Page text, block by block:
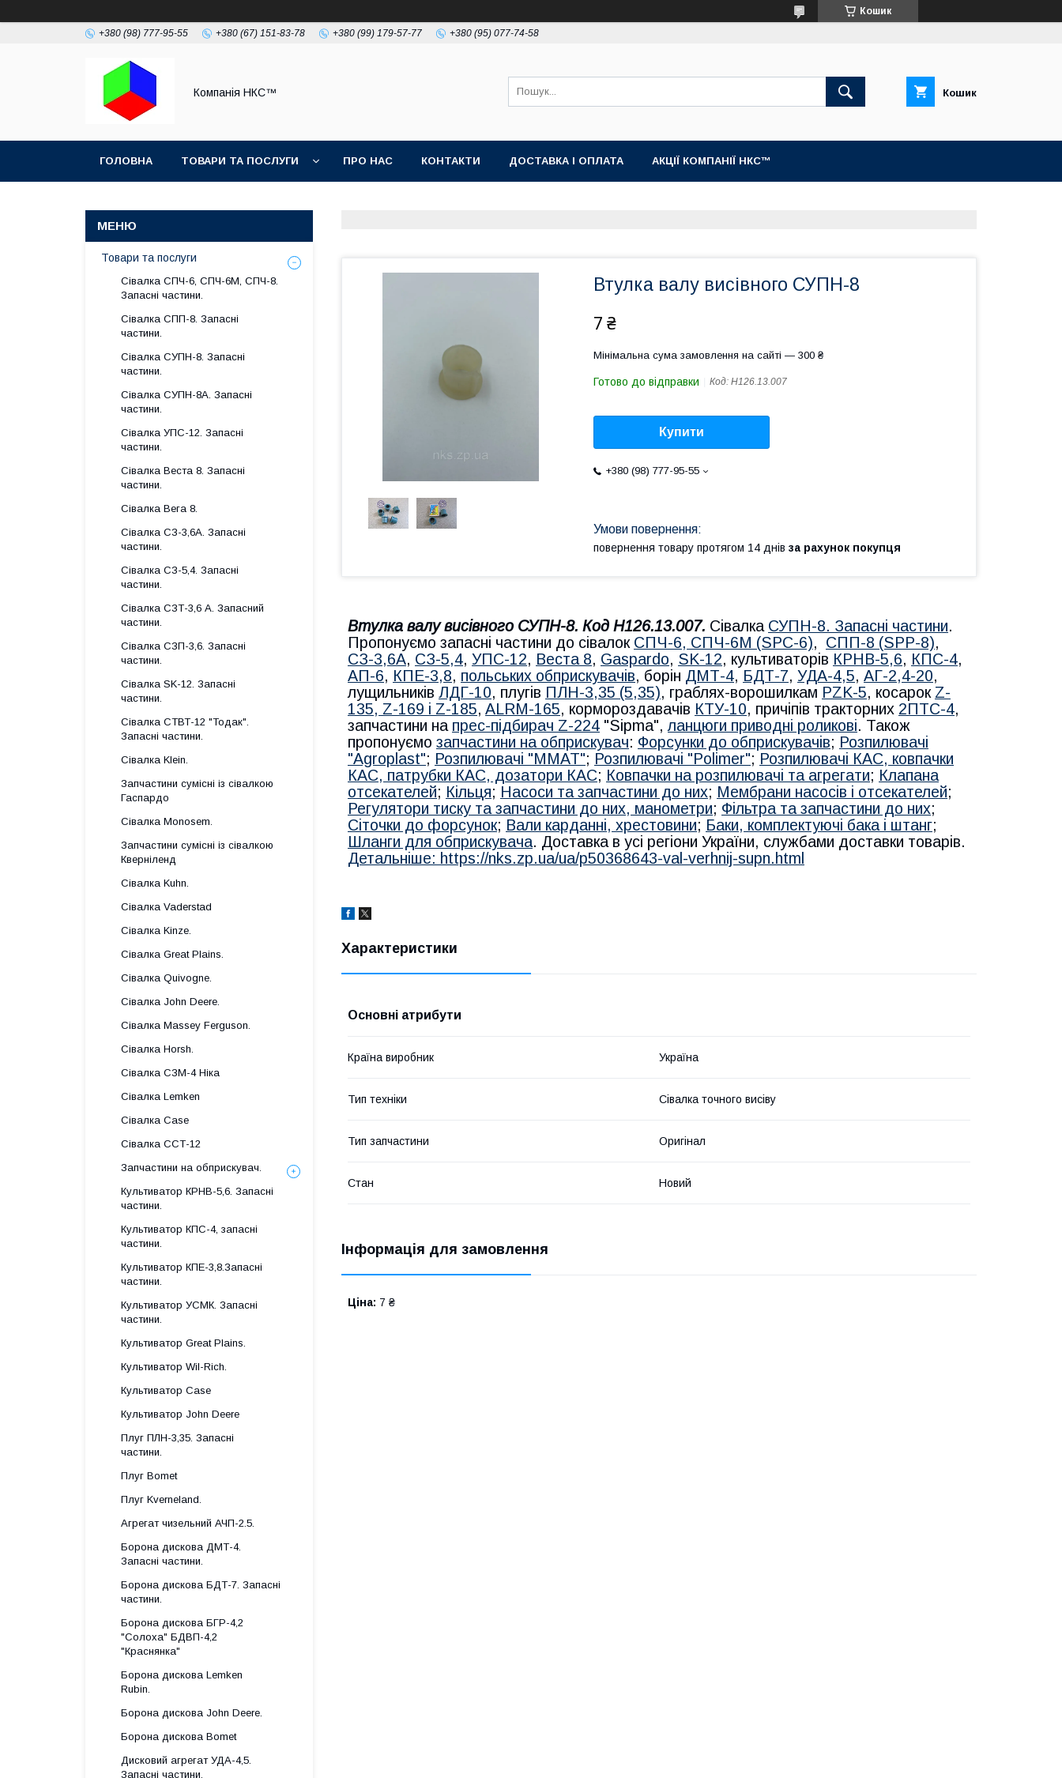
Кошик
+380 (98) 777-95-55 +380 (67) 151-83-78 +380 (99) 179-57-77 +380 (95) 077-74-58
Компанія НКС™ Кошик
ГОЛОВНА ТОВАРИ ТА ПОСЛУГИ ПРО НАС КОНТАКТИ ДОСТАВКА І ОПЛАТА АКЦІЇ КОМПАНІЇ НКС™
Втулка валу висівного СУПН-8
7 ₴
Мінімальна сума замовлення на сайті — 300 ₴
Готово до відправки Код: Н126.13.007
Купити
+380 (98) 777-95-55
повернення товару протягом 14 днів за рахунок покупця
Втулка валу висівного СУПН-8. Код Н126.13.007. Сівалка СУПН-8. Запасні частини.
Пропонуємо запасні частини до сівалок СПЧ-6, СПЧ-6М (SPС-6), СПП-8 (SPP-8),
СЗ-3,6А, СЗ-5,4, УПС-12, Веста 8, Gaspardo, SK-12, культиваторів КРНВ-5,6, КПС-4,
АП-6, КПЕ-3,8, польських обприскувачів, борін ДМТ-4, БДТ-7, УДА-4,5, АГ-2,4-20,
лущильників ЛДГ-10, плугів ПЛН-3,35 (5,35), граблях-ворошилкам PZK-5, косарок Z-
135, Z-169 і Z-185, ALRM-165, кормороздавачів КТУ-10, причіпів тракторних 2ПТС-4,
запчастини на прес-підбирач Z-224 "Sipma",ланцюги приводні роликові. Також
пропонуємо запчастини на обприскувач: Форсунки до обприскувачів; Розпилювачі
"Agroplast"; Розпилювачі "MMAT"; Розпилювачі "Polimer"; Розпилювачі КАС, ковпачки
КАС, патрубки КАС, дозатори КАС; Ковпачки на розпилювачі та агрегати; Клапана
отсекателей; Кільця; Насоси та запчастини до них; Мембрани насосів і отсекателей;
Регулятори тиску та запчастини до них, манометри; Фільтра та запчастини до них;
Сіточки до форсунок; Вали карданні, хрестовини; Баки, комплектуючі бака і штанг;
Шланги для обприскувача. Доставка в усі регіони України, службами доставки товарів.
Детальніше: https://nks.zp.ua/ua/p50368643-val-verhnij-supn.html
Характеристики
Основні атрибути
Країна виробник Україна
Тип техніки Сівалка точного висіву
Тип запчастини Оригінал
Стан Новий
Інформація для замовлення
Ціна: 7 ₴
Товари та послуги
Сівалка СПЧ-6, СПЧ-6М, СПЧ-8.
Запасні частини.
Сівалка СПП-8. Запасні
частини.
Сівалка СУПН-8. Запасні
частини.
Сівалка СУПН-8А. Запасні
частини.
Сівалка УПС-12. Запасні
частини.
Сівалка Веста 8. Запасні
частини.
Сівалка Вега 8.
Сівалка СЗ-3,6А. Запасні
частини.
Сівалка СЗ-5,4. Запасні
частини.
Сівалка СЗТ-3,6 А. Запасний
частини.
Сівалка СЗП-3,6. Запасні
частини.
Сівалка SK-12. Запасні
частини.
Сівалка СТВТ-12 "Тодак".
Запасні частини.
Сівалка Klein.
Запчастини сумісні із сівалкою
Гаспардo
Сівалка Monosem.
Запчастини сумісні із сівалкою
Кверніленд
Сівалка Kuhn.
Сівалка Vaderstad
Сівалка Kinze.
Сівалка Great Plains.
Сівалка Quivogne.
Сівалка John Deere.
Сівалка Massey Ferguson.
Сівалка Horsh.
Сівалка СЗМ-4 Ніка
Сівалка Lemken
Сівалка Case
Сівалка ССТ-12
Запчастини на обприскувач.
Культиватор КРНВ-5,6. Запасні
частини.
Культиватор КПС-4, запасні
частини.
Культиватор КПЕ-3,8.Запасні
частини.
Культиватор УСМК. Запасні
частини.
Культиватор Great Plains.
Культиватор Wil-Rich.
Культиватор Case
Культиватор John Deere
Плуг ПЛН-3,35. Запасні
частини.
Плуг Bomet
Плуг Kverneland.
Агрегат чизельний АЧП-2.5.
Борона дискова ДМТ-4.
Запасні частини.
Борона дискова БДТ-7. Запасні
частини.
Борона дискова БГР-4,2
"Солоха" БДВП-4,2
"Краснянка"
Борона дискова Lemken
Rubin.
Борона дискова John Deere.
Борона дискова Bomet
Дисковий агрегат УДА-4,5.
Запасні частини.